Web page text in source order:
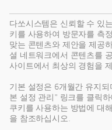
다쏘시스템은 신뢰할 수 있
키를 사용하여 방문자를 측
맞는 콘텐츠와 제안을 제공
셜 네트워크에서 콘텐츠를
사이트에서 최상의 경험을
기본 설정은 6개월간 유지되
본 설정 관리" 링크를 클릭
쿠키를 사용하는 방법에 대
을 참조하십시오.